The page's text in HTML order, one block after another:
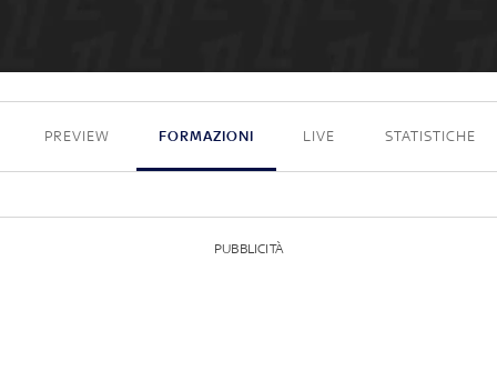
2 - 0
PREVIEW FORMAZIONI LIVE STATISTICHE
PUBBLICITÀ